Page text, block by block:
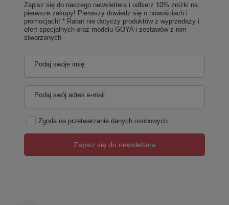
Zapisz się do naszego newslettera i odbierz 10% zniżki na
pierwsze zakupy! Pierwszy dowiedz się o nowościach i
promocjach! * Rabat nie dotyczy produktów z wyprzedaży i
ofert specjalnych oraz modelu GOYA i zestawów z nim
stworzonych
Podaj swoje imię
Podaj swój adres e-mail
Zgoda na przetwarzanie danych osobowych
Zapisz się do newslettera